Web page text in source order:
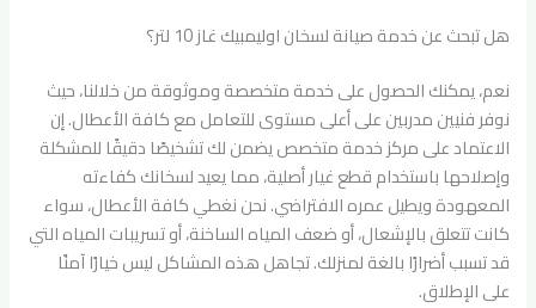
هل تبحث عن خدمة صيانة لسخان اوليمبيك غاز 10 لتر؟
نعم، يمكنك الحصول على خدمة متخصصة وموثوقة من خلالنا، حيث
نوفر فنيين مدربين على أعلى مستوى للتعامل مع كافة الأعطال. إن
الاعتماد على مركز خدمة متخصص يضمن لك تشخيصًا دقيقًا للمشكلة
وإصلاحها باستخدام قطع غيار أصلية، مما يعيد لسخانك كفاءته
المعهودة ويطيل عمره الافتراضي. نحن نغطي كافة الأعطال، سواء
كانت تتعلق بالإشعال، أو ضعف المياه الساخنة، أو تسريبات المياه التي
قد تسبب أضرارًا بالغة لمنزلك. تجاهل هذه المشاكل ليس خيارًا آمنًا
على الإطلاق.